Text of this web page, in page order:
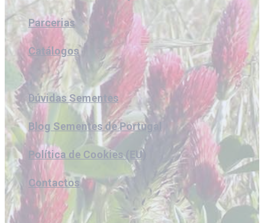
Parcerias
Catálogos
Dúvidas Sementes
Blog Sementes de Portugal
Política de Cookies (EU)
Contactos